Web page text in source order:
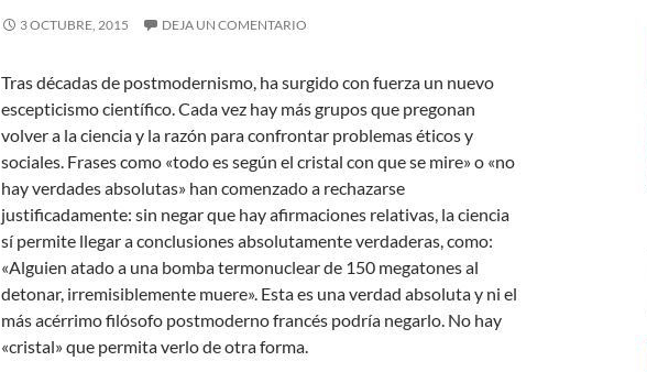
3 OCTUBRE, 2015 DEJA UN COMENTARIO
Tras décadas de postmodernismo, ha surgido con fuerza un nuevo
escepticismo científico. Cada vez hay más grupos que pregonan
volver a la ciencia y la razón para confrontar problemas éticos y
sociales. Frases como «todo es según el cristal con que se mire» o «no
hay verdades absolutas» han comenzado a rechazarse
justificadamente: sin negar que hay afirmaciones relativas, la ciencia
sí permite llegar a conclusiones absolutamente verdaderas, como:
«Alguien atado a una bomba termonuclear de 150 megatones al
detonar, irremisiblemente muere». Esta es una verdad absoluta y ni el
más acérrimo filósofo postmoderno francés podría negarlo. No hay
«cristal» que permita verlo de otra forma.